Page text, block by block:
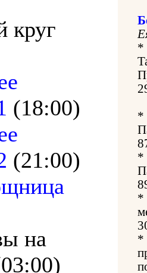
круг
(18:00)
(21:00)
на
*
*
*
*
*